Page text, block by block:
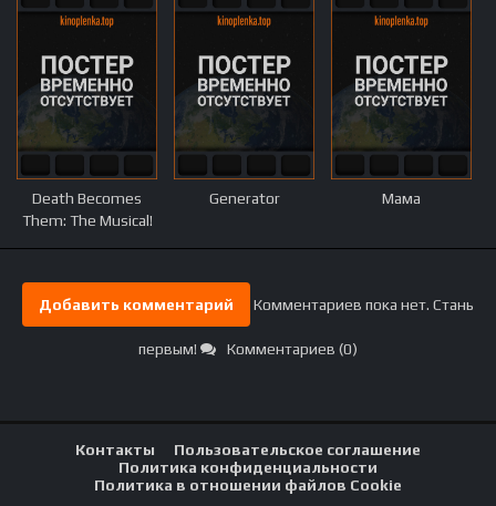
Death Becomes
Them: The Musical!
Generator Мама
Добавить комментарий Комментариев пока нет. Стань
первым! Комментариев (0)
Контакты
Пользовательское соглашение
Политика конфиденциальности
Политика в отношении файлов Cookie